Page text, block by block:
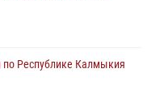
Республике Калмыкия